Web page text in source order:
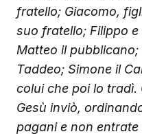
fratello; Giacomo,
suo fratello; Filippo
Matteo il
Taddeo; Simone il
colui che poi lo tradì.
Gesù inviò,
pagani e non